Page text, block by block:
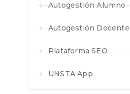
Autogestión Alumno
Autogestión Docente
Plataforma SEO
UNSTA App